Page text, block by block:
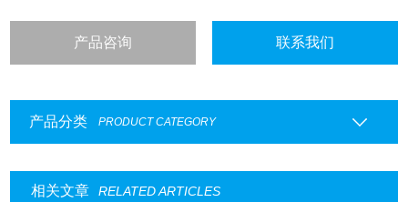
产品咨询 联系我们
产品分类 PRODUCT CATEGORY
相关文章 RELATED ARTICLES